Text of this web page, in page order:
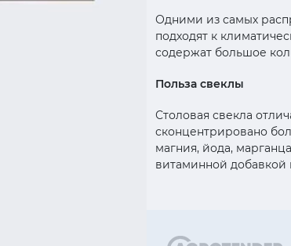
Одними из самых
подходят к
содержат большое
Польза свеклы
Столовая свекла
сконцентрировано
магния, йода,
витаминной